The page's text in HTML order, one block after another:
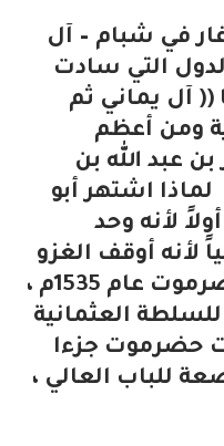
في شبام – آل
التي سادت
(( آل يماني ثم
ومن أعظم
عبد الله بن
اشتهر أبو
لأنه وحد
لأنه أوقف الغزو
البرتغالي على سواحل حضرموت عام 1535م ،
للسلطة العثمانية
حضرموت جزءا
للباب العالي ،